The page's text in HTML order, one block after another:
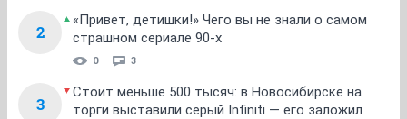
2
«Привет, детишки!» Чего вы не знали о самом
страшном сериале 90-х
0 3
3
Стоит меньше 500 тысяч: в Новосибирске на
торги выставили серый Infiniti — его заложил